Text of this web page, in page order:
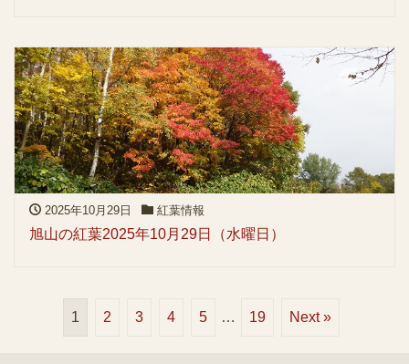
2025年10月29日 紅葉情報
旭山の紅葉2025年10月29日（水曜日）
1 2 3 4 5 … 19 Next »